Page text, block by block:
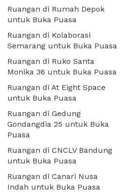
Ruangan di Rumah Depok
untuk Buka Puasa
Ruangan di Kolaborasi
Semarang untuk Buka Puasa
Ruangan di Ruko Santa
Monika 36 untuk Buka Puasa
Ruangan di At Eight Space
untuk Buka Puasa
Ruangan di Gedung
Gondangdia 25 untuk Buka
Puasa
Ruangan di CNCLV Bandung
untuk Buka Puasa
Ruangan di Canari Nusa
Indah untuk Buka Puasa